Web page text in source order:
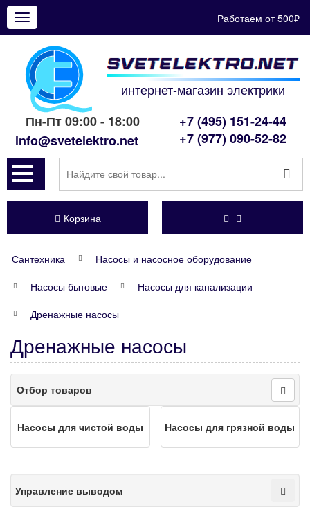
Показать
меню
Работаем от 500₽
интернет-магазин электрики
Пн-Пт 09:00 - 18:00
info@svetelektro.net
+7 (495) 151-24-44
+7 (977) 090-52-82
Корзина
Сантехника
Насосы и насосное оборудование
Насосы бытовые
Насосы для канализации
Дренажные насосы
Дренажные насосы
Отбор товаров
Насосы для чистой воды Насосы для грязной воды
Управление выводом